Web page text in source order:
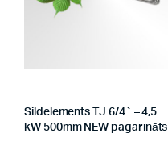
Sildelements TJ 6/4` – 4,5
kW 500mm NEW pagarināts